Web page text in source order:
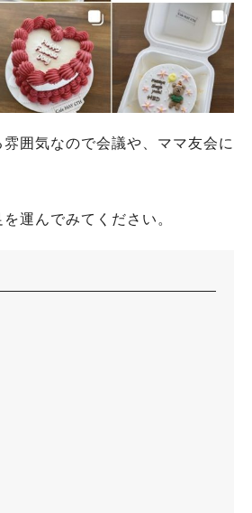
囲気なので会議や、ママ友会に
運んでみてください。